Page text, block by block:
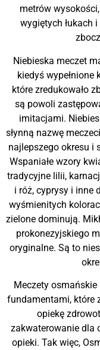
metrów
wygiętych łukach
Niebieska meczet
kiedyś wypełnione
które zredukowało
są powoli
imitacjami.
słynną nazwę
najlepszego okresu i
Wspaniałe wzory
tradycyjne lilii,
i róż, cyprysy i inne
wyśmienitych
zielone dominują.
prokonezyjskiego
oryginalne. Są to
Meczety osmańskie
fundamentami, które
opiekę
zakwaterowanie dla
opieki. Tak więc,